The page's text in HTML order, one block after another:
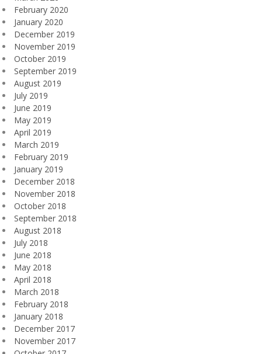
February 2020
January 2020
December 2019
November 2019
October 2019
September 2019
August 2019
July 2019
June 2019
May 2019
April 2019
March 2019
February 2019
January 2019
December 2018
November 2018
October 2018
September 2018
August 2018
July 2018
June 2018
May 2018
April 2018
March 2018
February 2018
January 2018
December 2017
November 2017